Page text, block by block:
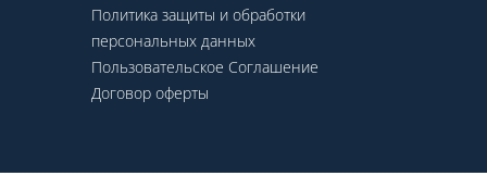
Политика защиты и обработки
персональных данных
Пользовательское Соглашение
Договор оферты